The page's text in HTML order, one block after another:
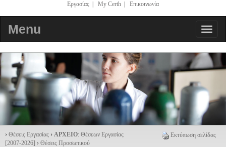
Εργασίας
My Certh Επικοινωνία
Menu
Εκτύπωση σελίδας
› Θέσεις Εργασίας › ΑΡΧΕΙΟ: Θέσεων Εργασίας
[2007-2026] › Θέσεις Προσωπικού